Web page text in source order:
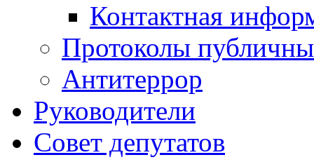
Контактная
Протоколы
Антитеррор
Руководители
Совет депутатов